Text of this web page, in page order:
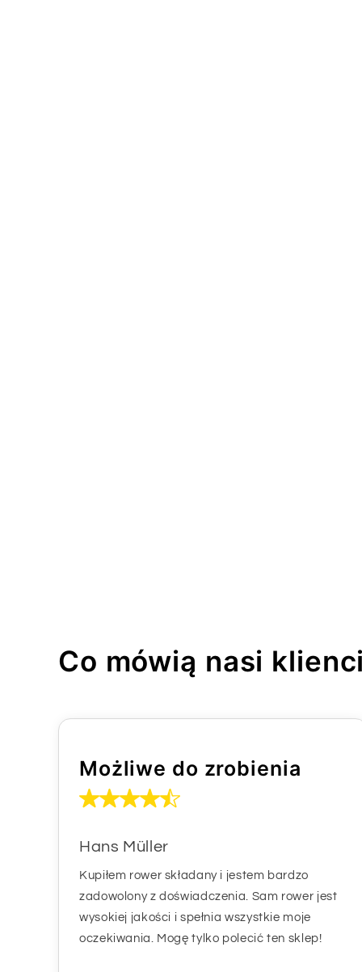
Co mówią nasi klienci
Możliwe do zrobienia
Hans Müller
Kupiłem rower składany i jestem bardzo
zadowolony z doświadczenia. Sam rower jest
wysokiej jakości i spełnia wszystkie moje
oczekiwania. Mogę tylko polecić ten sklep!